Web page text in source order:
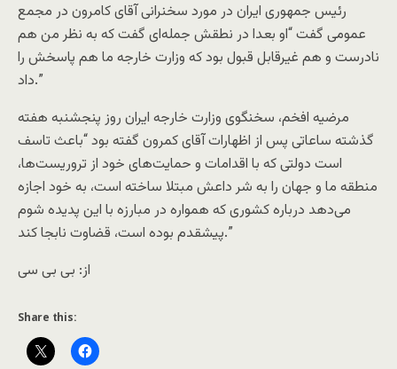
رئیس جمهوری ایران در مورد سخنرانی آقای کامرون در مجمع
عمومی گفت “او بعدا در نطقش جمله‌ای گفت که به نظر من هم
نادرست و هم غیرقابل قبول بود که وزارت خارجه ما هم پاسخش را
داد.”
مرضیه افخم، سخنگوی وزارت خارجه ایران روز پنجشنبه هفته
گذشته ساعاتی پس از اظهارات آقای کمرون گفته بود “باعث تاسف
است دولتی که با اقدامات و حمایت‌های خود از تروریست‌ها،
منطقه ما و جهان را به شر داعش مبتلا ساخته است، به خود اجازه
می‌دهد درباره کشوری که همواره در مبارزه با این پدیده شوم
پیشقدم بوده است، قضاوت نابجا کند.”
از: بی بی سی
Share this: